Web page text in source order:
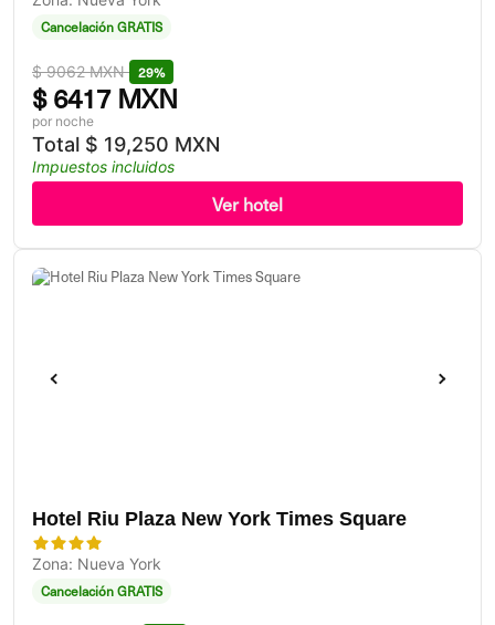
Cancelación GRATIS
$9062 MXN 29%
$6417 MXN
por noche
Total $ 19,250 MXN
Impuestos incluidos
Ver hotel
Hotel Riu Plaza New York Times Square
Zona: Nueva York
Cancelación GRATIS